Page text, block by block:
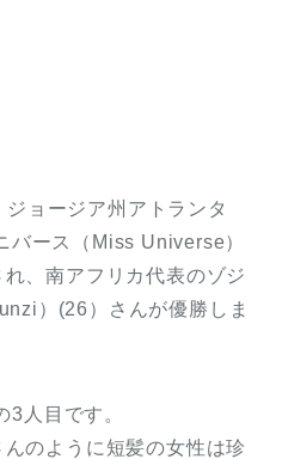
ョージア州アトランタ
バース（Miss Universe）
、南アフリカ代表のゾジ
）(26）さんが優勝しま
人目です。
のように短髪の女性は珍